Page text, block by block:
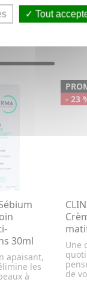
30ml
apaisant,
les
à
- 23
Une
de
Tout